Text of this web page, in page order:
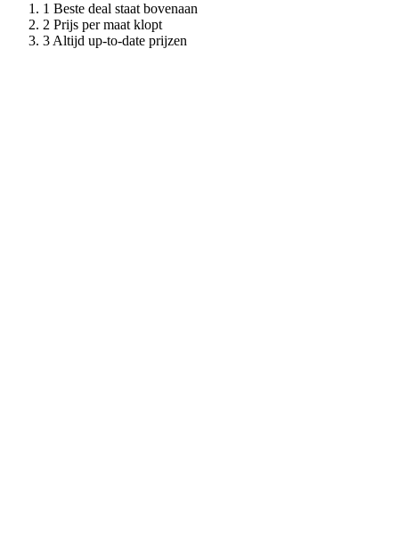
Beste deal staat bovenaan
Prijs per maat klopt
Altijd up-to-date prijzen